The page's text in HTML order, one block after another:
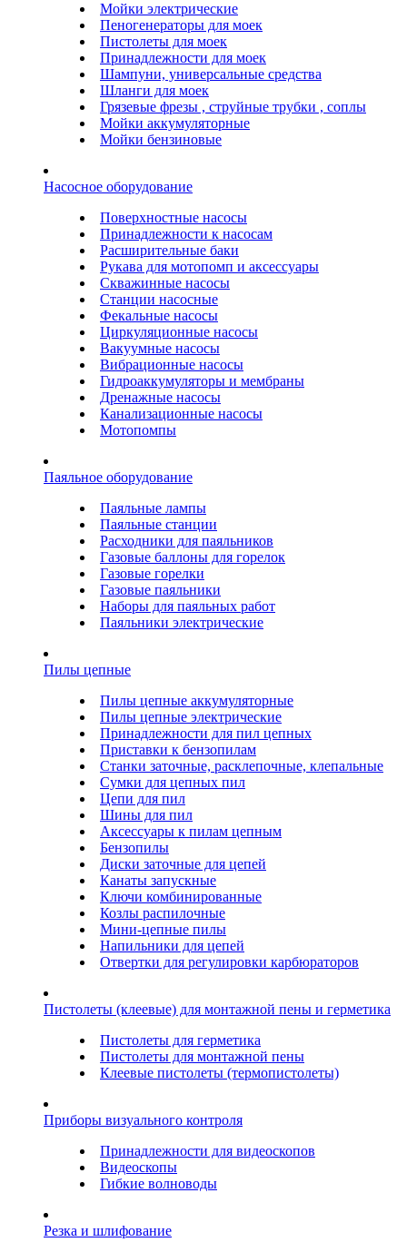
Мойки электрические
Пеногенераторы для моек
Пистолеты для моек
Принадлежности для моек
Шампуни, универсальные средства
Шланги для моек
Грязевые фрезы , струйные трубки , соплы
Мойки аккумуляторные
Мойки бензиновые
Насосное оборудование
Поверхностные насосы
Принадлежности к насосам
Расширительные баки
Рукава для мотопомп и аксессуары
Скважинные насосы
Станции насосные
Фекальные насосы
Циркуляционные насосы
Вакуумные насосы
Вибрационные насосы
Гидроаккумуляторы и мембраны
Дренажные насосы
Канализационные насосы
Мотопомпы
Паяльное оборудование
Паяльные лампы
Паяльные станции
Расходники для паяльников
Газовые баллоны для горелок
Газовые горелки
Газовые паяльники
Наборы для паяльных работ
Паяльники электрические
Пилы цепные
Пилы цепные аккумуляторные
Пилы цепные электрические
Принадлежности для пил цепных
Приставки к бензопилам
Станки заточные, расклепочные, клепальные
Сумки для цепных пил
Цепи для пил
Шины для пил
Аксессуары к пилам цепным
Бензопилы
Диски заточные для цепей
Канаты запускные
Ключи комбинированные
Козлы распилочные
Мини-цепные пилы
Напильники для цепей
Отвертки для регулировки карбюраторов
Пистолеты (клеевые) для монтажной пены и герметика
Пистолеты для герметика
Пистолеты для монтажной пены
Клеевые пистолеты (термопистолеты)
Приборы визуального контроля
Принадлежности для видеоскопов
Видеоскопы
Гибкие волноводы
Резка и шлифование